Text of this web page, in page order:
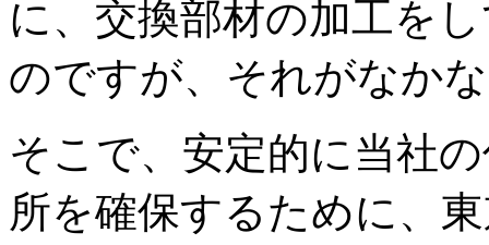
に、交換部材の加工を
のですが、それがなか
そこで、安定的に当社
所を確保するために、